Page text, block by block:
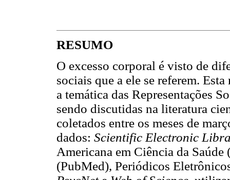
RESUMO
O excesso corporal é visto de
sociais que a ele se referem.
a temática das Representações
sendo discutidas na literatura
coletados entre os meses de
dados: Scientific Electronic
Americana em Ciência da
(PubMed), Periódicos